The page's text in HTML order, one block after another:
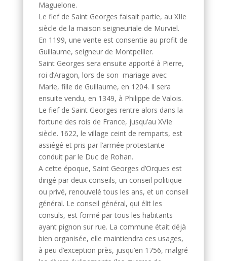
Maguelone.
Le fief de Saint Georges faisait partie, au XIIe
siècle de la maison seigneuriale de Murviel.
En 1199, une vente est consentie au profit de
Guillaume, seigneur de Montpellier.
Saint Georges sera ensuite apporté à Pierre,
roi d’Aragon, lors de son mariage avec
Marie, fille de Guillaume, en 1204. Il sera
ensuite vendu, en 1349, à Philippe de Valois.
Le fief de Saint Georges rentre alors dans la
fortune des rois de France, jusqu’au XVIe
siècle. 1622, le village ceint de remparts, est
assiégé et pris par l’armée protestante
conduit par le Duc de Rohan.
A cette époque, Saint Georges d’Orques est
dirigé par deux conseils, un conseil politique
ou privé, renouvelé tous les ans, et un conseil
général. Le conseil général, qui élit les
consuls, est formé par tous les habitants
ayant pignon sur rue. La commune était déjà
bien organisée, elle maintiendra ces usages,
à peu d’exception près, jusqu’en 1756, malgré